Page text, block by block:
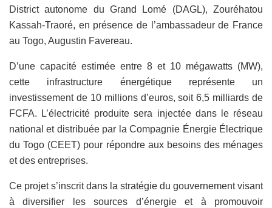
District autonome du Grand Lomé (DAGL), Zouréhatou
Kassah-Traoré, en présence de l’ambassadeur de France
au Togo, Augustin Favereau.
D’une capacité estimée entre 8 et 10 mégawatts (MW),
cette infrastructure énergétique représente un
investissement de 10 millions d’euros, soit 6,5 milliards de
FCFA. L’électricité produite sera injectée dans le réseau
national et distribuée par la Compagnie Énergie Électrique
du Togo (CEET) pour répondre aux besoins des ménages
et des entreprises.
Ce projet s’inscrit dans la stratégie du gouvernement visant
à diversifier les sources d’énergie et à promouvoir